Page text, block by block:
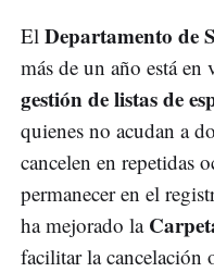
El Departamento de
más de un año está
gestión de listas de
quienes no acudan a
cancelen en repetidas
permanecer en el
ha mejorado la
facilitar la cancelación